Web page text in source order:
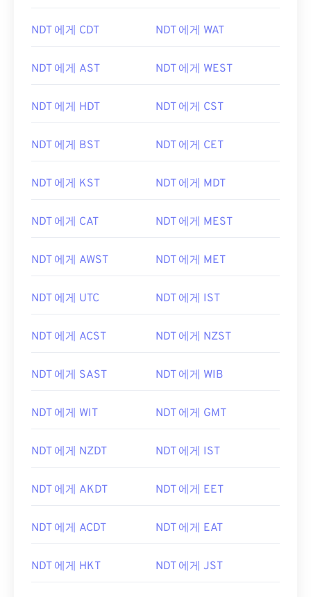
NDT 에게 CDT NDT 에게 WAT
NDT 에게 AST NDT 에게 WEST
NDT 에게 HDT NDT 에게 CST
NDT 에게 BST NDT 에게 CET
NDT 에게 KST NDT 에게 MDT
NDT 에게 CAT NDT 에게 MEST
NDT 에게 AWST NDT 에게 MET
NDT 에게 UTC NDT 에게 IST
NDT 에게 ACST NDT 에게 NZST
NDT 에게 SAST NDT 에게 WIB
NDT 에게 WIT NDT 에게 GMT
NDT 에게 NZDT NDT 에게 IST
NDT 에게 AKDT NDT 에게 EET
NDT 에게 ACDT NDT 에게 EAT
NDT 에게 HKT NDT 에게 JST